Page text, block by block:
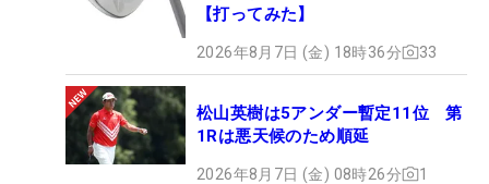
【打ってみた】
2026年8月7日 (金) 18時36分 33
松山英樹は5アンダー暫定11位 第
1Rは悪天候のため順延
2026年8月7日 (金) 08時26分 1